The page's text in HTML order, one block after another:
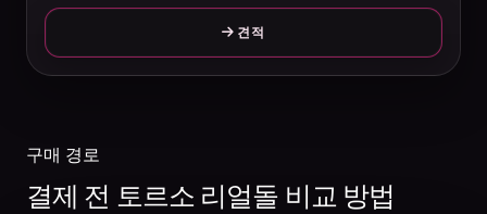
견적
구매 경로
결제 전 토르소 리얼돌 비교 방법